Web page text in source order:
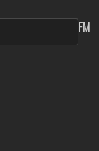
FM